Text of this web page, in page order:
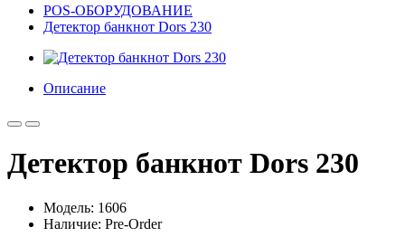
POS-ОБОРУДОВАНИЕ
Детектор банкнот Dors 230
Описание
Детектор банкнот Dors 230
Модель: 1606
Наличие: Pre-Order